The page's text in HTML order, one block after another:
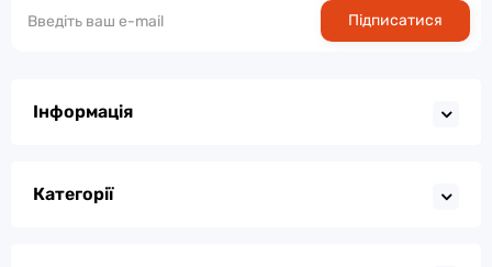
Підписатися
Інформація
Категорії